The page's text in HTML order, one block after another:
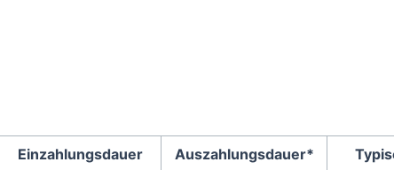
Einzahlungsdauer Auszahlungsdauer*